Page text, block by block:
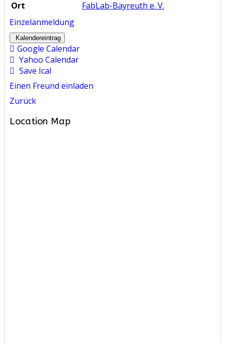
Ort
FabLab-Bayreuth e. V.
Einzelanmeldung
Kalendereintrag
Google Calendar
Yahoo Calendar
Save Ical
Einen Freund einladen
Zurück
Location Map